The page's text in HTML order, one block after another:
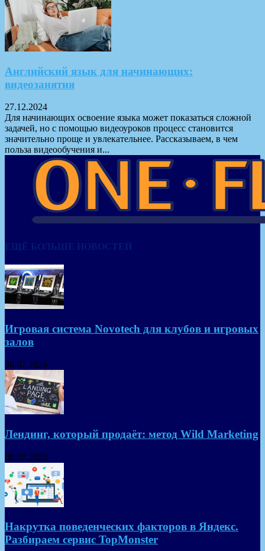
Английский язык для начинающих:
видеозанятия
27.12.2024
Для начинающих освоение языка может показаться сложной
задачей, но с помощью видеоуроков процесс становится
значительно проще и увлекательнее. Рассказываем, в чем
польза видеообучения и...
ЕЩЁ БОЛЬШЕ НОВОСТЕЙ
Игровая система Novotech для клубов и игровых
залов
30.07.2026
Лендинг, который продаёт: метод Wild Marketing
08.07.2026
Накрутка поведенческих факторов в Яндекс.
Разбираем сервис TopMonster